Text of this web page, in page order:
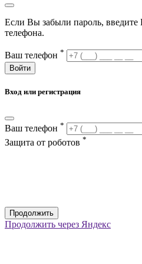
Если Вы забыли пароль,
телефона.
Ваш телефон *
Войти
Вход или регистрация
Ваш телефон *
Защита от роботов *
Продолжить
Продолжить через Яндекс